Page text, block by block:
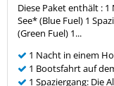
Diese Paket enthält :
See* (Blue Fuel) 1
(Green Fuel) 1...
1 Nacht in einem
1 Bootsfahrt auf
1 Spaziergang: Die